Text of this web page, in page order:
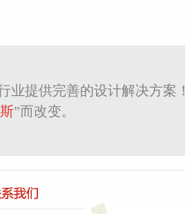
业提供完善的设计解决方案！
”而改变。